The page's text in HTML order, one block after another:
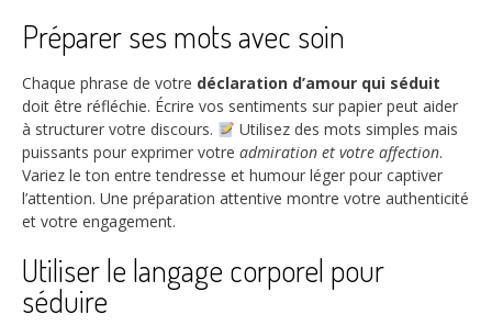
Préparer ses mots avec soin
Chaque phrase de votre déclaration d’amour qui séduit
doit être réfléchie. Écrire vos sentiments sur papier peut aider
à structurer votre discours.
Utilisez des mots simples mais
puissants pour exprimer votre admiration et votre affection.
Variez le ton entre tendresse et humour léger pour captiver
l’attention. Une préparation attentive montre votre authenticité
et votre engagement.
Utiliser le langage corporel pour
séduire